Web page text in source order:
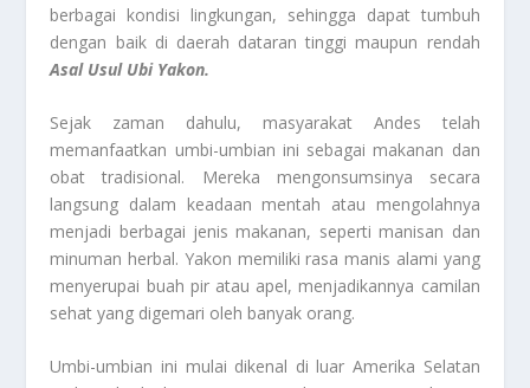
berbagai kondisi lingkungan, sehingga dapat tumbuh
dengan baik di daerah dataran tinggi maupun rendah
Asal Usul Ubi Yakon.
Sejak zaman dahulu, masyarakat Andes telah
memanfaatkan umbi-umbian ini sebagai makanan dan
obat tradisional. Mereka mengonsumsinya secara
langsung dalam keadaan mentah atau mengolahnya
menjadi berbagai jenis makanan, seperti manisan dan
minuman herbal. Yakon memiliki rasa manis alami yang
menyerupai buah pir atau apel, menjadikannya camilan
sehat yang digemari oleh banyak orang.
Umbi-umbian ini mulai dikenal di luar Amerika Selatan